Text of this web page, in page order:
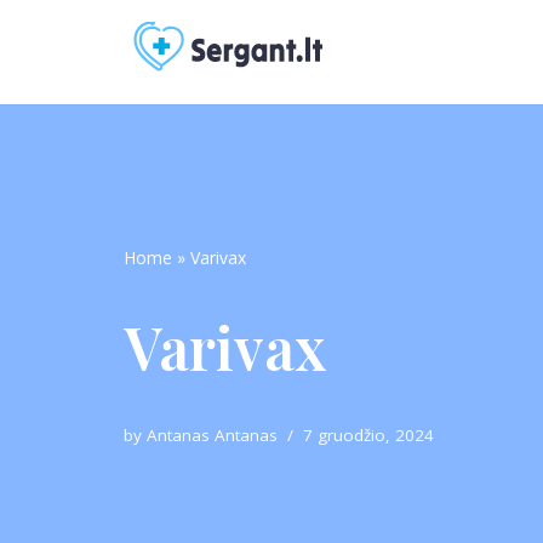
Home » Varivax
Varivax
by Antanas Antanas 7 gruodžio, 2024